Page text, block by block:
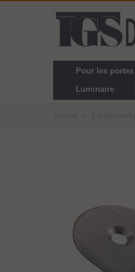
Pour les portes
Luminaire